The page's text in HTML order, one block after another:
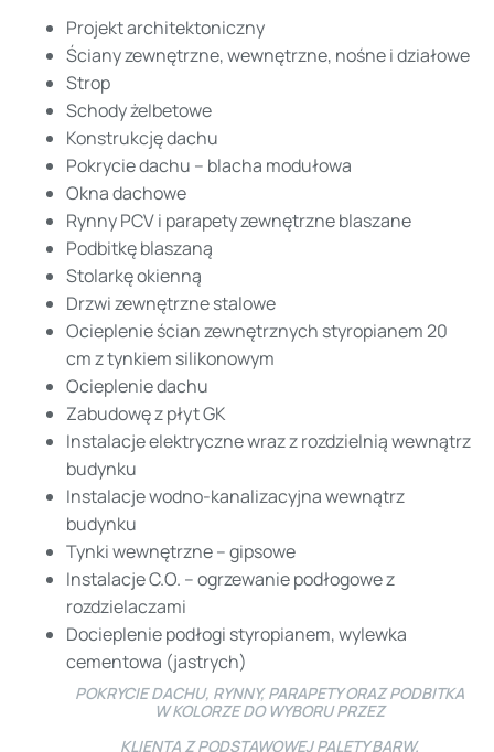
Projekt architektoniczny
Ściany zewnętrzne, wewnętrzne, nośne i działowe
Strop
Schody żelbetowe
Konstrukcję dachu
Pokrycie dachu – blacha modułowa
Okna dachowe
Rynny PCV i parapety zewnętrzne blaszane
Podbitkę blaszaną
Stolarkę okienną
Drzwi zewnętrzne stalowe
Ocieplenie ścian zewnętrznych styropianem 20
cm z tynkiem silikonowym
Ocieplenie dachu
Zabudowę z płyt GK
Instalacje elektryczne wraz z rozdzielnią wewnątrz
budynku
Instalacje wodno-kanalizacyjna wewnątrz
budynku
Tynki wewnętrzne – gipsowe
Instalacje C.O. – ogrzewanie podłogowe z
rozdzielaczami
Docieplenie podłogi styropianem, wylewka
cementowa (jastrych)
POKRYCIE DACHU, RYNNY, PARAPETY ORAZ PODBITKA
W KOLORZE DO WYBORU PRZEZ
KLIENTA Z PODSTAWOWEJ PALETY BARW.